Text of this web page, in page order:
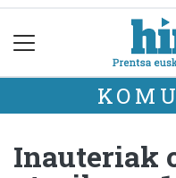
Inauteriak